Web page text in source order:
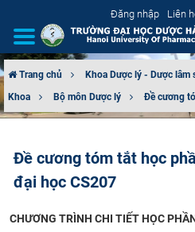
Đăng nhập Liên
GIỚI THIỆU
TUYỂN SINH
ĐÀO TẠO
Trang chủ Khoa Dược lý - Dược lâm
Khoa
Bộ môn Dược lý Đề cương
Đề cương tóm tắt học
đại học CS207
CHƯƠNG TRÌNH CHI TIẾT HỌC